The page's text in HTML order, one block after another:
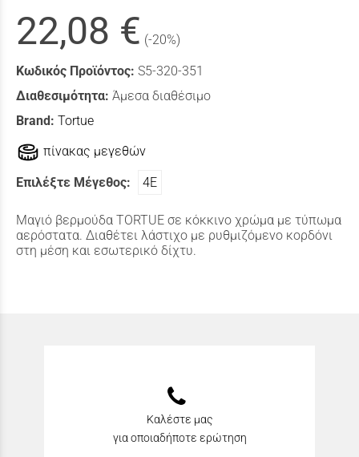
22,08 € (-20%)
Κωδικός Προϊόντος: S5-320-351
Διαθεσιμότητα: Άμεσα διαθέσιμο
Brand: Tortue
πίνακας μεγεθών
Επιλέξτε Μέγεθος: 4Ε
Μαγιό βερμούδα TORTUE σε κόκκινο χρώμα με τύπωμα
αερόστατα. Διαθέτει λάστιχο με ρυθμιζόμενο κορδόνι
στη μέση και εσωτερικό δίχτυ.
Καλέστε μας
για οποιαδήποτε ερώτηση